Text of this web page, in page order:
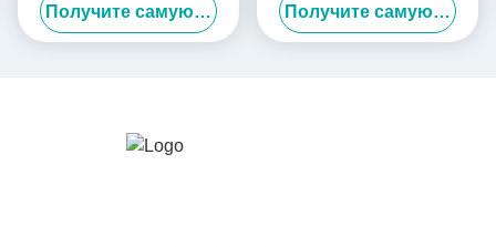
кондитерская свадьба
Кондитерская сумка для
Получите самую лучшую цену
подарки бумажная сумка с
лентой
Получите самую лучшую цену